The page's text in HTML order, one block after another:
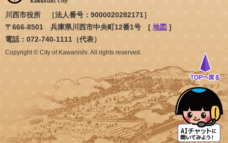
川西市役所 ［法人番号：9000020282171］
〒666-8501 兵庫県川西市中央町12番1号 [ 地図 ]
電話：072-740-1111（代表）
Copyright © City of Kawanishi. All rights reserved.